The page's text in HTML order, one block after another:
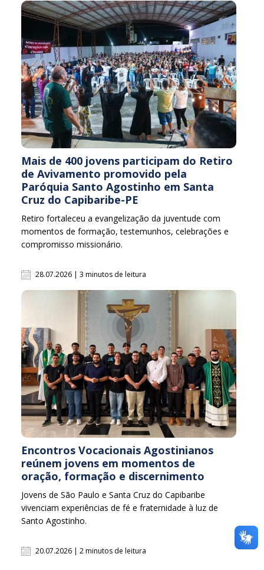
Mais de 400 jovens participam do Retiro
de Avivamento promovido pela
Paróquia Santo Agostinho em Santa
Cruz do Capibaribe-PE
Retiro fortaleceu a evangelização da juventude com
momentos de formação, testemunhos, celebrações e
compromisso missionário.
28.07.2026 | 3 minutos de leitura
Encontros Vocacionais Agostinianos
reúnem jovens em momentos de
oração, formação e discernimento
Jovens de São Paulo e Santa Cruz do Capibaribe
vivenciam experiências de fé e fraternidade à luz de
Santo Agostinho.
20.07.2026 | 2 minutos de leitura